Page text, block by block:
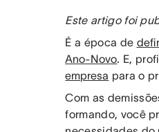
Este artigo foi
É a época de
Ano-Novo. E,
empresa para o
Com as
formando, você